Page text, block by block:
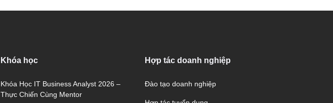
Khóa học
Khóa Học IT Business Analyst 2026 –
Thực Chiến Cùng Mentor
Hợp tác doanh nghiệp
Đào tạo doanh nghiệp